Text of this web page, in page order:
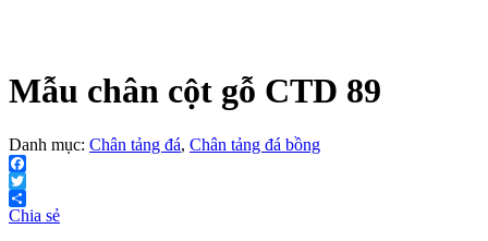
Mẫu chân cột gỗ CTD 89
Danh mục: Chân tảng đá, Chân tảng đá bồng
Facebook
Twitter
Chia sẻ